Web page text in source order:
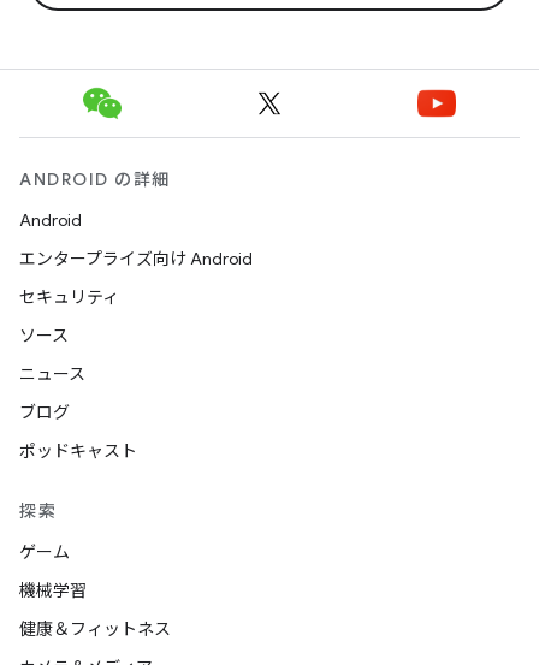
ANDROID の詳細
Android
エンタープライズ向け Android
セキュリティ
ソース
ニュース
ブログ
ポッドキャスト
探索
ゲーム
機械学習
健康＆フィットネス